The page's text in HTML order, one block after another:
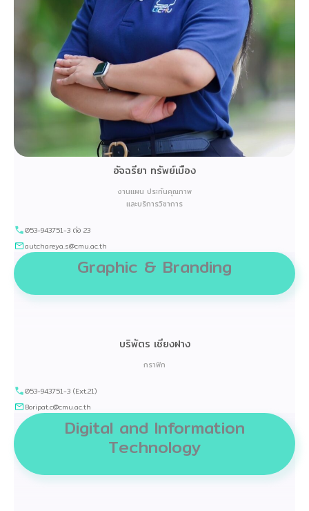
อัจฉรียา ทรัพย์เมือง
งานแผน ประกันคุณภาพ
และบริการวิชาการ
053-943751-3 ต่อ 23
autchareya.s@cmu.ac.th
Graphic & Branding
บริพัตร เชียงฝาง
กราฟิก
053-943751-3 (Ext.21)
Boripat.c@cmu.ac.th
Digital and Information
Technology